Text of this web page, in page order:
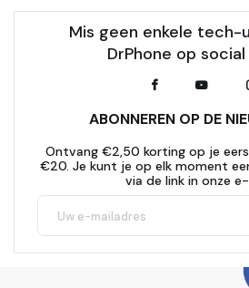
Mis geen enkele tech-
DrPhone op
ABONNEREN OP DE
Ontvang €2,50 korting op je
€20. Je kunt je op elk moment
via de link in onze